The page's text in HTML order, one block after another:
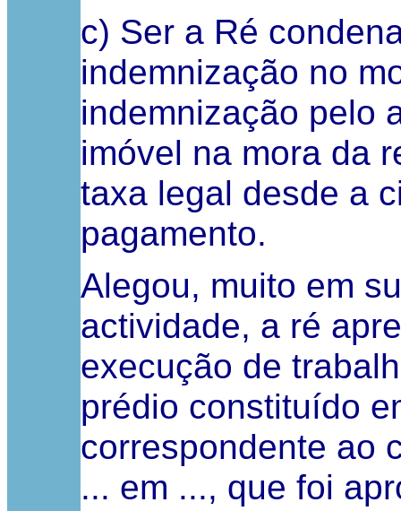
c) Ser a Ré
indemnização no
indemnização pelo
imóvel na mora da
taxa legal desde a
pagamento.
Alegou, muito em
actividade, a ré
execução de
prédio constituído
correspondente ao
... em ..., que foi